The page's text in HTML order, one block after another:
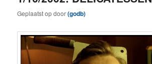
Geplaatst opdoor(godb)